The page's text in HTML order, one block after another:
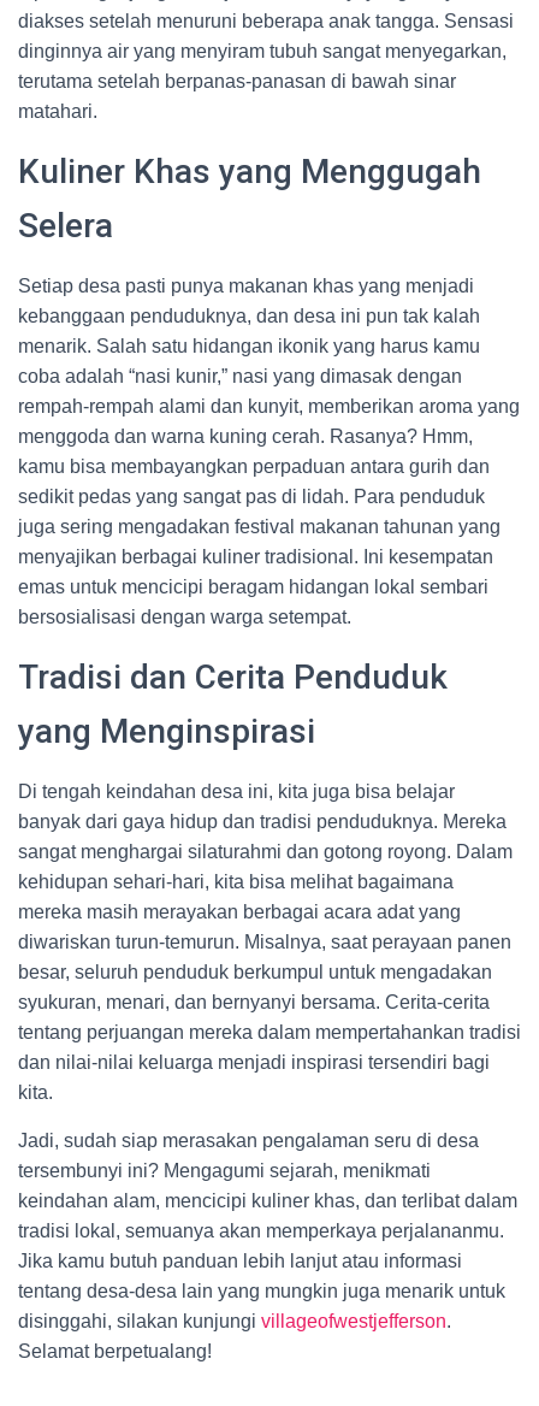
diakses setelah menuruni beberapa anak tangga. Sensasi
dinginnya air yang menyiram tubuh sangat menyegarkan,
terutama setelah berpanas-panasan di bawah sinar
matahari.
Kuliner Khas yang Menggugah
Selera
Setiap desa pasti punya makanan khas yang menjadi
kebanggaan penduduknya, dan desa ini pun tak kalah
menarik. Salah satu hidangan ikonik yang harus kamu
coba adalah “nasi kunir,” nasi yang dimasak dengan
rempah-rempah alami dan kunyit, memberikan aroma yang
menggoda dan warna kuning cerah. Rasanya? Hmm,
kamu bisa membayangkan perpaduan antara gurih dan
sedikit pedas yang sangat pas di lidah. Para penduduk
juga sering mengadakan festival makanan tahunan yang
menyajikan berbagai kuliner tradisional. Ini kesempatan
emas untuk mencicipi beragam hidangan lokal sembari
bersosialisasi dengan warga setempat.
Tradisi dan Cerita Penduduk
yang Menginspirasi
Di tengah keindahan desa ini, kita juga bisa belajar
banyak dari gaya hidup dan tradisi penduduknya. Mereka
sangat menghargai silaturahmi dan gotong royong. Dalam
kehidupan sehari-hari, kita bisa melihat bagaimana
mereka masih merayakan berbagai acara adat yang
diwariskan turun-temurun. Misalnya, saat perayaan panen
besar, seluruh penduduk berkumpul untuk mengadakan
syukuran, menari, dan bernyanyi bersama. Cerita-cerita
tentang perjuangan mereka dalam mempertahankan tradisi
dan nilai-nilai keluarga menjadi inspirasi tersendiri bagi
kita.
Jadi, sudah siap merasakan pengalaman seru di desa
tersembunyi ini? Mengagumi sejarah, menikmati
keindahan alam, mencicipi kuliner khas, dan terlibat dalam
tradisi lokal, semuanya akan memperkaya perjalananmu.
Jika kamu butuh panduan lebih lanjut atau informasi
tentang desa-desa lain yang mungkin juga menarik untuk
disinggahi, silakan kunjungi villageofwestjefferson.
Selamat berpetualang!